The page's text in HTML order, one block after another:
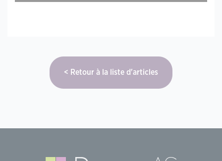
Retour à la liste d'articles